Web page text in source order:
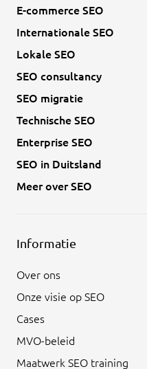
E-commerce SEO
Internationale SEO
Lokale SEO
SEO consultancy
SEO migratie
Technische SEO
Enterprise SEO
SEO in Duitsland
Meer over SEO
Informatie
Over ons
Onze visie op SEO
Cases
MVO-beleid
Maatwerk SEO training